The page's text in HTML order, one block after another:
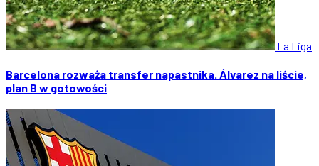
La Liga
Barcelona rozważa transfer napastnika. Álvarez na liście,
plan B w gotowości